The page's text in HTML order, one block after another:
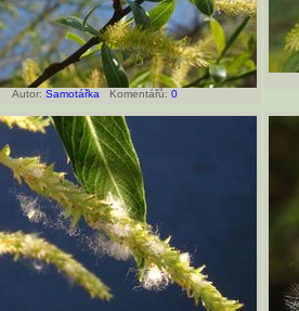
Autor: Samotářka Komentářů: 0